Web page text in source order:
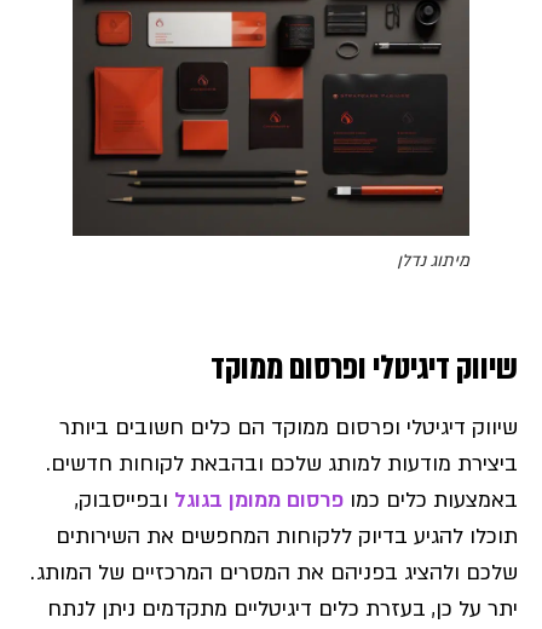
מיתוג נדלן
שיווק דיגיטלי ופרסום ממוקד
שיווק דיגיטלי ופרסום ממוקד הם כלים חשובים ביותר
ביצירת מודעות למותג שלכם ובהבאת לקוחות חדשים.
באמצעות כלים כמו פרסום ממומן בגוגל ובפייסבוק,
תוכלו להגיע בדיוק ללקוחות המחפשים את השירותים
שלכם ולהציג בפניהם את המסרים המרכזיים של המותג.
יתר על כן, בעזרת כלים דיגיטליים מתקדמים ניתן לנתח